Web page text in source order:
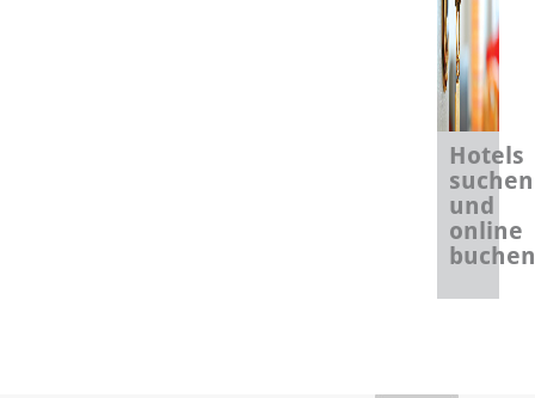
Hotels
suchen
und
online
buchen